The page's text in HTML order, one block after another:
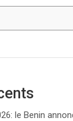
le Benin